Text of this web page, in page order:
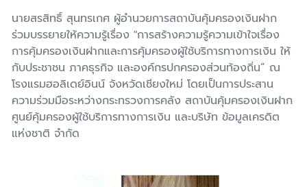
นายสรสิทธิ์ สุนทรเกศ ผู้อำนวยการสถาบันคุ้มครองเงินฝาก
ร่วมบรรยายให้ความรู้เรื่อง "การสร้างความรู้ความเข้าใจเรื่อง
การคุ้มครองเงินฝากและการคุ้มครองผู้ใช้บริการทางการเงิน ให้
กับประชาชน ภาคธุรกิจ และองค์กรปกครองส่วนท้องถิ่น” ณ
โรงแรมฮอลิเดย์อินน์ จังหวัดเชียงใหม่ โดยเป็นการประสาน
ความร่วมมือระหว่างกระทรวงการคลัง สถาบันคุ้มครองเงินฝาก
ศูนย์คุ้มครองผู้ใช้บริการทางการเงิน และบริษัท ข้อมูลเครดิต
แห่งชาติ จำกัด